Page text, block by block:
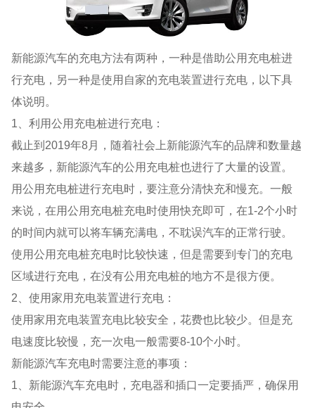
新能源汽车的充电方法有两种，一种是借助公用充电桩进
行充电，另一种是使用自家的充电装置进行充电，以下具
体说明。
1、利用公用充电桩进行充电：
截止到2019年8月，随着社会上新能源汽车的品牌和数量越
来越多，新能源汽车的公用充电桩也进行了大量的设置。
用公用充电桩进行充电时，要注意分清快充和慢充。一般
来说，在用公用充电桩充电时使用快充即可，在1-2个小时
的时间内就可以将车辆充满电，不耽误汽车的正常行驶。
使用公用充电桩充电时比较快速，但是需要到专门的充电
区域进行充电，在没有公用充电桩的地方不是很方便。
2、使用家用充电装置进行充电：
使用家用充电装置充电比较安全，花费也比较少。但是充
电速度比较慢，充一次电一般需要8-10个小时。
新能源汽车充电时需要注意的事项：
1、新能源汽车充电时，充电器和插口一定要插严，确保用